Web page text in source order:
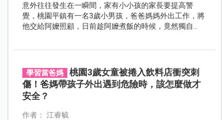
意外往往發生在一瞬間，家有小小孩的家長要提高警
覺，桃園平鎮有一名3歲小男孩，爸爸媽媽外出工作，將
他交給阿嬤照顧，日前趁阿嬤煮飯的時候，竟然獨自
學習當爸媽
桃園3歲女童被捲入飲料店衝突刺
傷！爸媽帶孩子外出遇到危險時，該怎麼做才
安全？
作者： 江睿毓